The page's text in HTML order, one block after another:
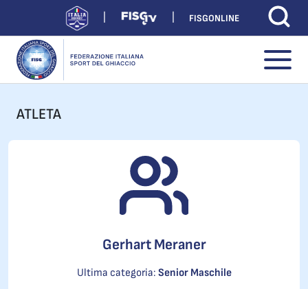
FISGONLINE
ATLETA
Gerhart Meraner
Ultima categoria: Senior Maschile